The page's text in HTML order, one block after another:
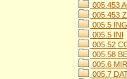
005.453
005.453
005.5 ING
005.5 INI
005.52
005.58
005.6 MIR
005.7